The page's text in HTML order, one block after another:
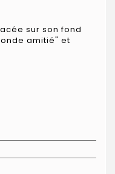
sur son fond
amitié" et